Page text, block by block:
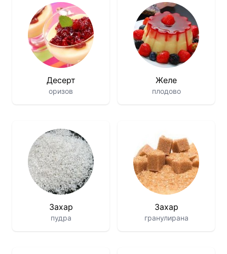
Десерт
оризов
Желе
плодово
Захар
пудра
Захар
гранулирана